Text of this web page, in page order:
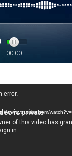
error.
www.youtube.com/